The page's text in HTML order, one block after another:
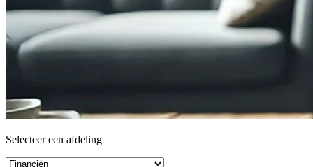
Selecteer een afdeling